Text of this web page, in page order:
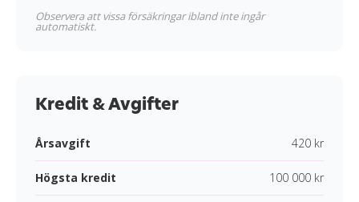
Observera att vissa försäkringar ibland inte ingår
automatiskt.
Kredit & Avgifter
Årsavgift 420 kr
Högsta kredit 100 000 kr